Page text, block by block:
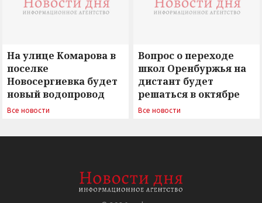
На улице Комарова в
поселке
Новосергиевка будет
новый водопровод
Все новости
Вопрос о переходе
школ Оренбуржья на
дистант будет
решаться в октябре
Все новости